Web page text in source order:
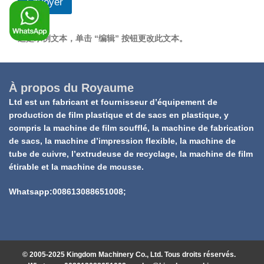
这是示例文本，单击 “编辑” 按钮更改此文本。
À propos du Royaume
Ltd est un fabricant et fournisseur d’équipement de
production de film plastique et de sacs en plastique, y
compris la machine de film soufflé, la machine de fabrication
de sacs, la machine d’impression flexible, la machine de
tube de cuivre, l’extrudeuse de recyclage, la machine de film
étirable et la machine de mousse.
Whatsapp:008613088651008;
© 2005-2025 Kingdom Machinery Co., Ltd. Tous droits réservés.